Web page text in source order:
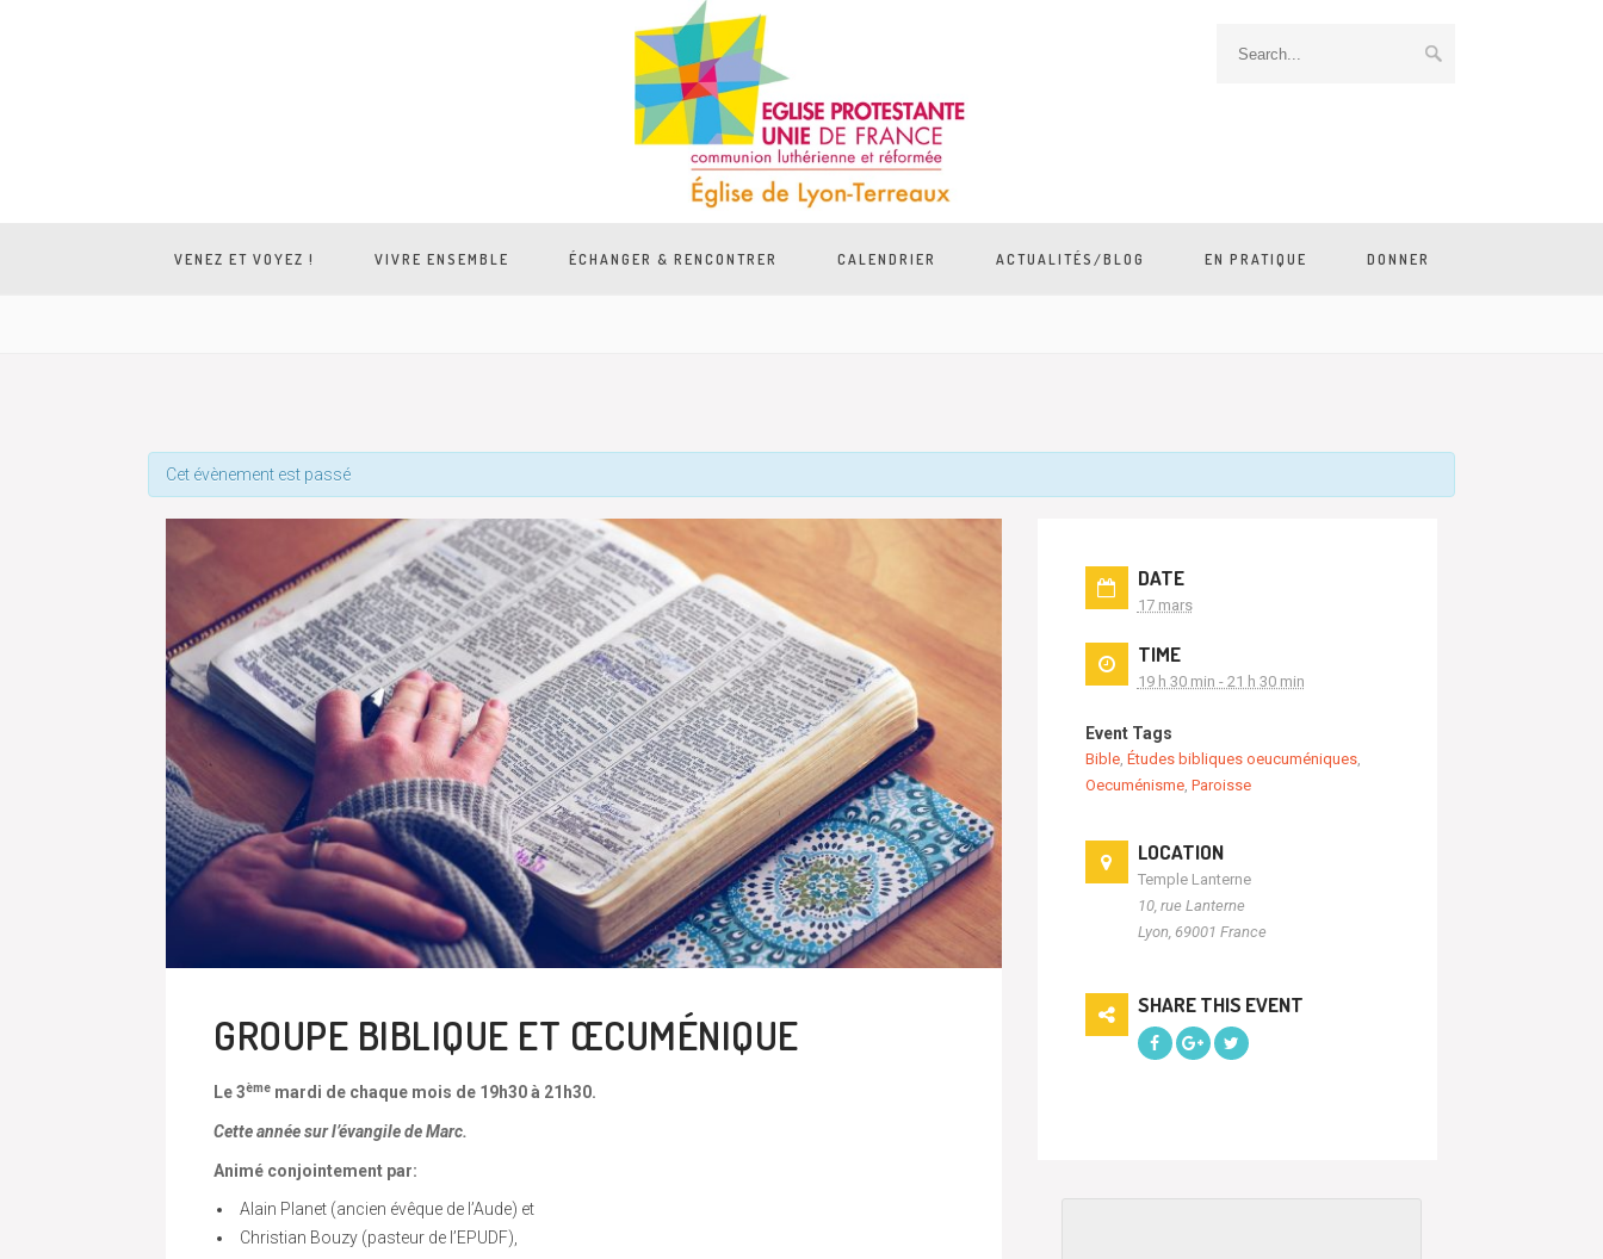
VENEZ ET VOYEZ ! VIVRE ENSEMBLE ÉCHANGER & RENCONTRER CALENDRIER ACTUALITÉS/BLOG EN PRATIQUE DONNER
Cet évènement est passé
GROUPE BIBLIQUE ET ŒCUMÉNIQUE
Le 3ème mardi de chaque mois de 19h30 à 21h30.
Cette année sur l’évangile de Marc.
Animé conjointement par:
Alain Planet (ancien évêque de l’Aude) et
Christian Bouzy (pasteur de l’EPUDF),
DATE
17 mars
TIME
19 h 30 min - 21 h 30 min
Event Tags
Bible, Études bibliques oeucuméniques,
Oecuménisme, Paroisse
LOCATION
Temple Lanterne
10, rue Lanterne
Lyon, 69001 France
SHARE THIS EVENT